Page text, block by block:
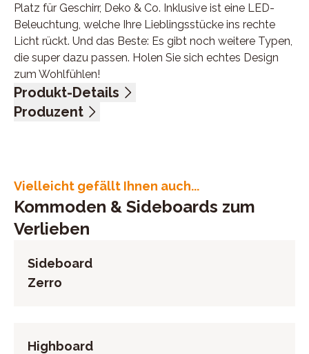
Platz für Geschirr, Deko & Co. Inklusive ist eine LED-
Beleuchtung, welche Ihre Lieblingsstücke ins rechte
Licht rückt. Und das Beste: Es gibt noch weitere Typen,
die super dazu passen. Holen Sie sich echtes Design
zum Wohlfühlen!
Produkt-Details
Wildeiche Bianco massiv, Metall schwarz, 2 Holztüren,
Produzent
UID (Umsatzsteuer-Identifikationsnummer): DK
Vielleicht gefällt Ihnen auch...
Kommoden & Sideboards zum
Verlieben
Sideboard
Zerro
Highboard